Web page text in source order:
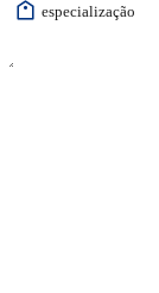
especialização